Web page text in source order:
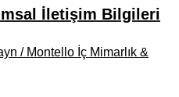
Mobilyacılar
Mobilyacılar
İmalatçıları, Fabrikaları
İletişim Bilgileri
/ Montello İç Mimarlık &